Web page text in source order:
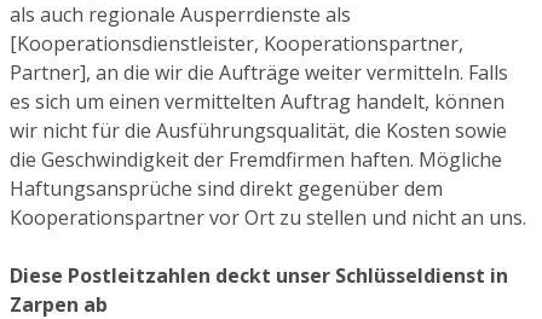
als auch regionale Ausperrdienste als
[Kooperationsdienstleister, Kooperationspartner,
Partner], an die wir die Aufträge weiter vermitteln. Falls
es sich um einen vermittelten Auftrag handelt, können
wir nicht für die Ausführungsqualität, die Kosten sowie
die Geschwindigkeit der Fremdfirmen haften. Mögliche
Haftungsansprüche sind direkt gegenüber dem
Kooperationspartner vor Ort zu stellen und nicht an uns.
Diese Postleitzahlen deckt unser Schlüsseldienst in
Zarpen ab